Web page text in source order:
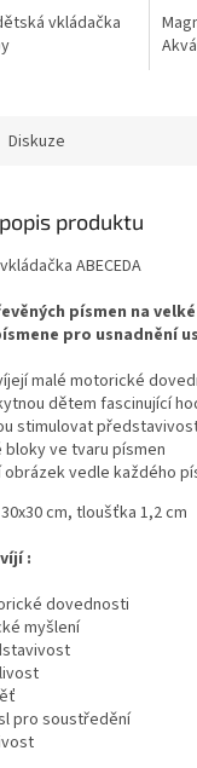
vkládačka
Diskuze
produktu
ABECEDA
písmen na
pro usnadnění
malé motorické
dětem fascinující
stimulovat
bloky ve tvaru písmen
obrázek vedle každého
30x30 cm, tloušťka 1,2 cm
:
dovednosti
myšlení
pro soustředění